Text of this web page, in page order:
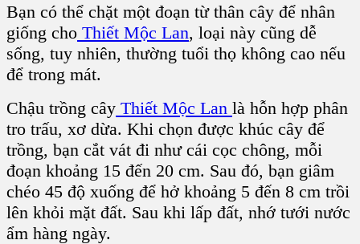
Bạn có thể chặt một đoạn từ thân cây để nhân
giống cho Thiết Mộc Lan, loại này cũng dễ
sống, tuy nhiên, thường tuổi thọ không cao nếu
để trong mát.
Chậu trồng cây Thiết Mộc Lan là hỗn hợp phân
tro trấu, xơ dừa. Khi chọn được khúc cây để
trồng, bạn cắt vát đi như cái cọc chông, mỗi
đoạn khoảng 15 đến 20 cm. Sau đó, bạn giâm
chéo 45 độ xuống để hở khoảng 5 đến 8 cm trồi
lên khỏi mặt đất. Sau khi lấp đất, nhớ tưới nước
ẩm hàng ngày.